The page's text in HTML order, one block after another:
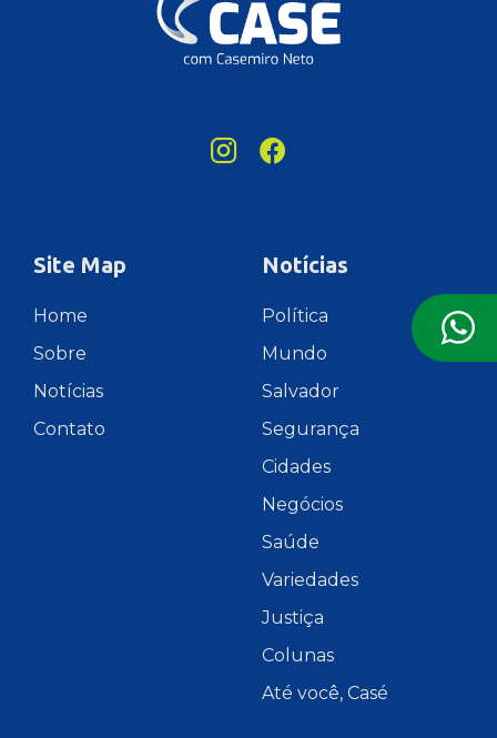
Site Map
Home
Sobre
Notícias
Contato
Notícias
Política
Mundo
Salvador
Segurança
Cidades
Negócios
Saúde
Variedades
Justiça
Colunas
Até você, Casé